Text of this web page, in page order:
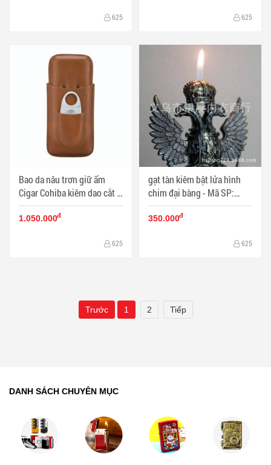
625 625
Bao da nâu trơn giữ ẩm
Cigar Cohiba kiêm dao cắt -
Mã SP: PKXG061
1.050.000đ
625
gạt tàn kiêm bật lửa hình
chim đại bàng - Mã SP:
BL09827
350.000đ
625
Trước 1 2 Tiếp
DANH SÁCH CHUYÊN MỤC